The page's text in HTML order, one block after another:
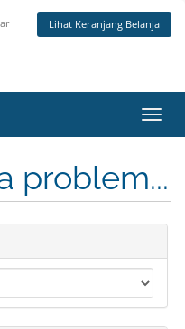
Lihat Keranjang Belanja
problem...